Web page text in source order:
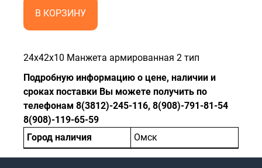
В КОРЗИНУ
24x42x10 Манжета армированная 2 тип
Подробную информацию о цене, наличии и
сроках поставки Вы можете получить по
телефонам 8(3812)-245-116, 8(908)-791-81-54
8(908)-119-65-59
Город наличия
Омск